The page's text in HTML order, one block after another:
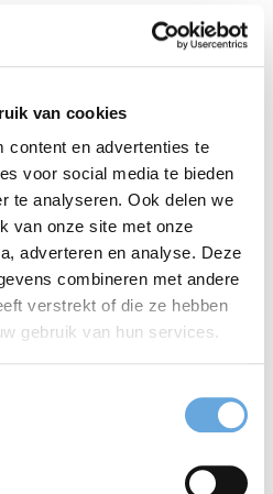
van cookies
content en advertenties te
voor social media te bieden
te analyseren. Ook delen we
van onze site met onze
adverteren en analyse. Deze
combineren met andere
verstrekt of die ze hebben
gebruik van hun services.
om er weer in te
de besproken thema’s
opdrachten en
de handige elo